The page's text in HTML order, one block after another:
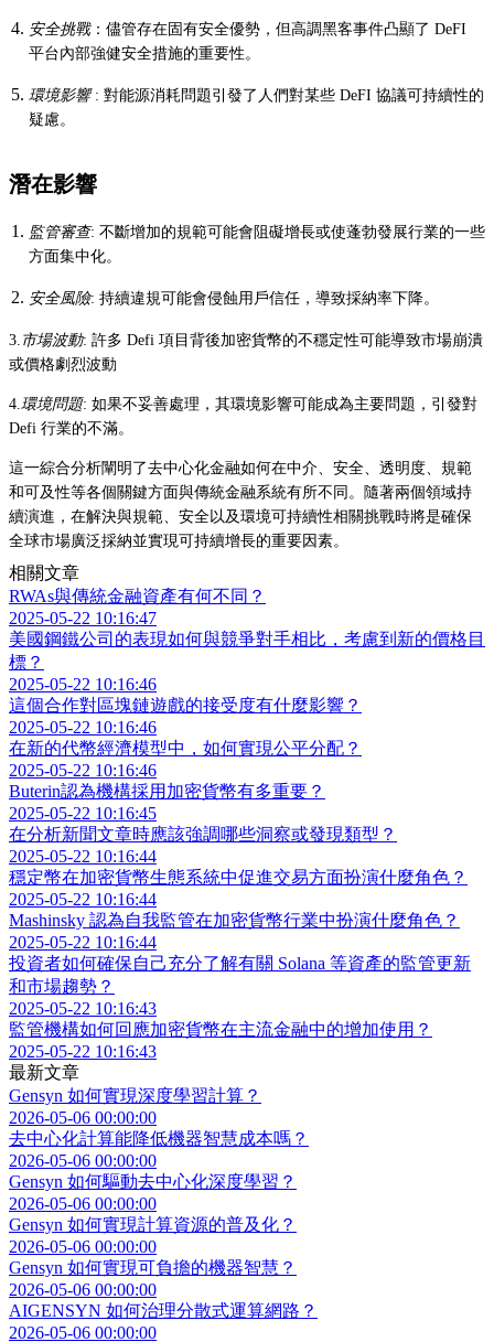
安全挑戰：儘管存在固有安全優勢，但高調黑客事件凸顯了 DeFI
平台內部強健安全措施的重要性。
環境影響: 對能源消耗問題引發了人們對某些 DeFI 協議可持續性的
疑慮。
潛在影響
監管審查: 不斷增加的規範可能會阻礙增長或使蓬勃發展行業的一些
方面集中化。
安全風險: 持續違規可能會侵蝕用戶信任，導致採納率下降。
3. 市場波動: 許多 Defi 項目背後加密貨幣的不穩定性可能導致市場崩潰
或價格劇烈波動
4. 環境問題: 如果不妥善處理，其環境影響可能成為主要問題，引發對
Defi 行業的不滿。
這一綜合分析闡明了去中心化金融如何在中介、安全、透明度、規範
和可及性等各個關鍵方面與傳統金融系統有所不同。隨著兩個領域持
續演進，在解決與規範、安全以及環境可持續性相關挑戰時將是確保
全球市場廣泛採納並實現可持續增長的重要因素。
相關文章
RWAs與傳統金融資產有何不同？
2025-05-22 10:16:47
美國鋼鐵公司的表現如何與競爭對手相比，考慮到新的價格目
標？
2025-05-22 10:16:46
這個合作對區塊鏈遊戲的接受度有什麼影響？
2025-05-22 10:16:46
在新的代幣經濟模型中，如何實現公平分配？
2025-05-22 10:16:46
Buterin認為機構採用加密貨幣有多重要？
2025-05-22 10:16:45
在分析新聞文章時應該強調哪些洞察或發現類型？
2025-05-22 10:16:44
穩定幣在加密貨幣生態系統中促進交易方面扮演什麼角色？
2025-05-22 10:16:44
Mashinsky 認為自我監管在加密貨幣行業中扮演什麼角色？
2025-05-22 10:16:44
投資者如何確保自己充分了解有關 Solana 等資產的監管更新
和市場趨勢？
2025-05-22 10:16:43
監管機構如何回應加密貨幣在主流金融中的增加使用？
2025-05-22 10:16:43
最新文章
Gensyn 如何實現深度學習計算？
2026-05-06 00:00:00
去中心化計算能降低機器智慧成本嗎？
2026-05-06 00:00:00
Gensyn 如何驅動去中心化深度學習？
2026-05-06 00:00:00
Gensyn 如何實現計算資源的普及化？
2026-05-06 00:00:00
Gensyn 如何實現可負擔的機器智慧？
2026-05-06 00:00:00
AIGENSYN 如何治理分散式運算網路？
2026-05-06 00:00:00